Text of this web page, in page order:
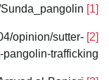
[1]
[2]
opinion/sutter-
trafficking/